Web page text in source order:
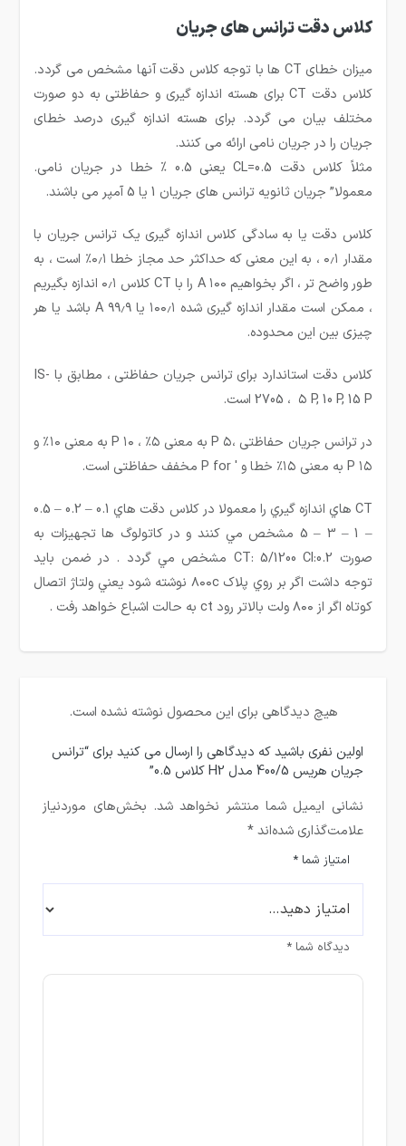
كلاس دقت ترانس های جریان
میزان خطای CT ها با توجه كلاس دقت آنها مشخص می گردد.
كلاس دقت CT برای هسته اندازه گیری و حفاظتی به دو صورت
مختلف بیان می گردد. برای هسته اندازه گیری درصد خطای
جریان را در جریان نامی ارائه می كنند.
مثلاً كلاس دقت CL=0.5 یعنی 0.5 % خطا در جریان نامی.
معمولا” جریان ثانویه ترانس های جریان 1 یا 5 آمپر می باشند.
کلاس دقت یا به سادگی کلاس اندازه گیری یک ترانس جریان با
مقدار ۰٫۱ ، به این معنی که حداکثر حد مجاز خطا ۰٫۱٪ است ، به
طور واضح تر ، اگر بخواهیم ۱۰۰ A را با CT کلاس ۰٫۱ اندازه بگیریم
، ممکن است مقدار اندازه گیری شده ۱۰۰٫۱ یا ۹۹٫۹ A باشد یا هر
چیزی بین این محدوده.
کلاس دقت استاندارد برای ترانس جریان حفاظتی ، مطابق با IS-
2705 ، ۵ P, 10 P, 15 P است.
در ترانس جریان حفاظتی ،۵ P به معنی ۵٪ ، ۱۰ P به معنی ۱۰٪ و
۱۵ P به معنی ۱۵٪ خطا و ′ P for مخفف حفاظتی است.
CT هاي اندازه گيري را معمولا در كلاس دقت هاي 0.1 – 0.2 – 0.5
– 1 – 3 – 5 مشخص مي كنند و در كاتولوگ ها تجهیزات به
صورت 0.2:CT: 5/1200 Cl مشخص مي گردد . در ضمن بايد
توجه داشت اگر بر روي پلاک ۸۰۰c نوشته شود يعني ولتاژ اتصال
كوتاه اگر از ۸۰۰ ولت بالاتر رود ct به حالت اشباع خواهد رفت .
هیچ دیدگاهی برای این محصول نوشته نشده است.
اولین نفری باشید که دیدگاهی را ارسال می کنید برای “ترانس
جریان هریس 400/5 مدل H2 کلاس 0.5”
نشانی ایمیل شما منتشر نخواهد شد. بخش‌های موردنیاز
علامت‌گذاری شده‌اند*
امتیاز شما*
دیدگاه شما*